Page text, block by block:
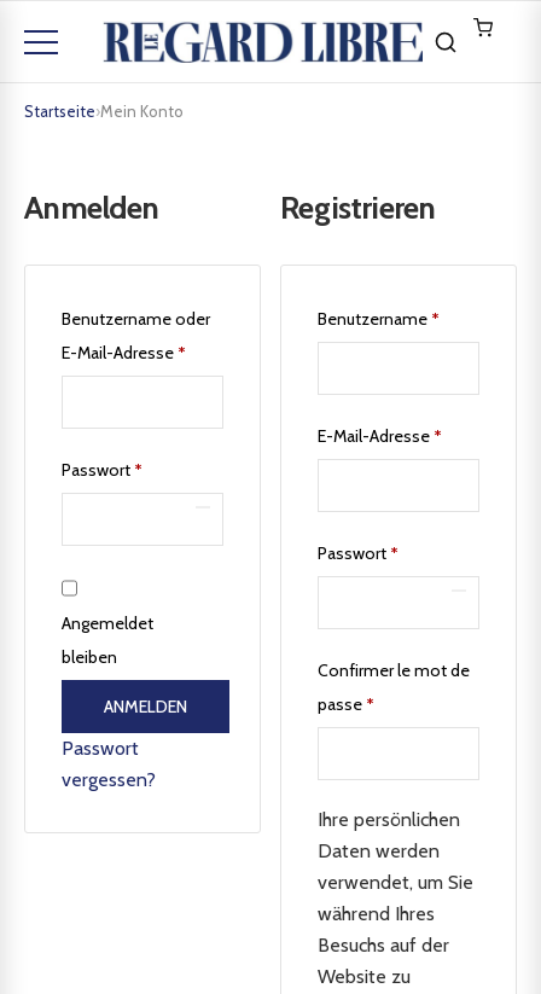
Startseite›Mein Konto
Anmelden
Benutzername oder
E-Mail-Adresse *
Passwort *
Angemeldet
bleiben
ANMELDEN
Passwort
vergessen?
Registrieren
Benutzername *
E-Mail-Adresse *
Passwort *
Confirmer le mot de
passe *
Ihre persönlichen
Daten werden
verwendet, um Sie
während Ihres
Besuchs auf der
Website zu